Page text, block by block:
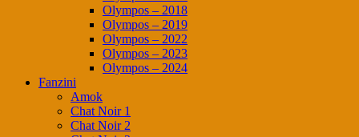
Olympos – 2018
Olympos – 2019
Olympos – 2022
Olympos – 2023
Olympos – 2024
Fanzini
Amok
Chat Noir 1
Chat Noir 2